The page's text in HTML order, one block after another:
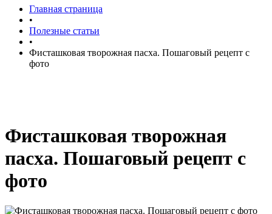
Главная страница
•
Полезные статьи
•
Фисташковая творожная пасха. Пошаговый рецепт с
фото
Фисташковая творожная
пасха. Пошаговый рецепт с
фото